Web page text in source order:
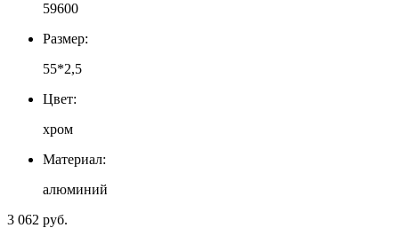
59600
Размер:
55*2,5
Цвет:
хром
Материал:
алюминий
3 062 руб.